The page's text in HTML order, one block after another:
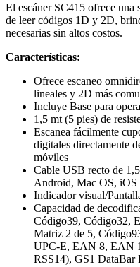
El escáner SC415 ofrece una
de leer códigos 1D y 2D,
necesarias sin altos costos.
Características:
Ofrece escaneo
lineales y 2D más
Incluye Base para
1,5 mt (5 pies) de
Escanea fácilmente
digitales directamente
móviles
Cable USB recto de
Android, Mac OS, iOS
Indicador visual/
Capacidad de
Código39, Código32,
Matriz 2 de 5,
UPC-E, EAN 8, EAN
RSS14), GS1